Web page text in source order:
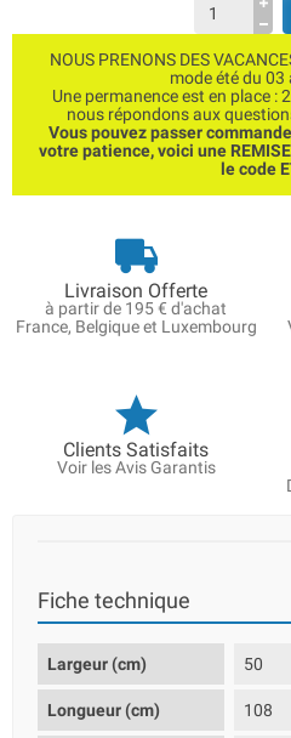
NOUS PRENONS DES
mode été du 03
Une permanence est en place :
nous répondons aux
Vous pouvez passer
votre patience, voici une
le code
Livraison Offerte
à partir de 195 € d'achat
France, Belgique et Luxembourg
Clients Satisfaits
Voir les Avis Garantis
Fiche technique
Largeur (cm) 50
Longueur (cm) 108